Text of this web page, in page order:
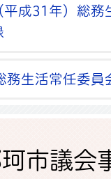
平成31年）総務
務生活常任委員
市議会